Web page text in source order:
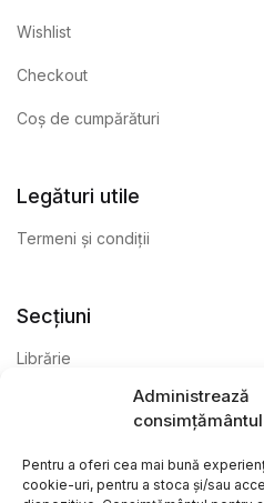
Administrează
consimțământul
Pentru a oferi cea mai bună
cookie-uri, pentru a stoca și/sau
Wishlist
Checkout
Coș de cumpărături
Legături utile
Termeni și condiții
Secțiuni
Librărie